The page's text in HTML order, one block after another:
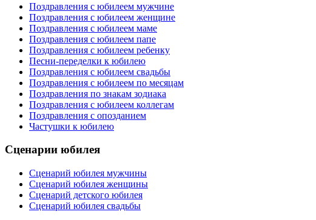
Поздравления с юбилеем мужчине
Поздравления с юбилеем женщине
Поздравления с юбилеем маме
Поздравления с юбилеем папе
Поздравления с юбилеем ребенку
Песни-переделки к юбилею
Поздравления с юбилеем свадьбы
Поздравления с юбилеем по месяцам
Поздравления по знакам зодиака
Поздравления с юбилеем коллегам
Поздравления с опозданием
Частушки к юбилею
Сценарии юбилея
Сценарий юбилея мужчины
Сценарий юбилея женщины
Сценарий детского юбилея
Сценарий юбилея свадьбы